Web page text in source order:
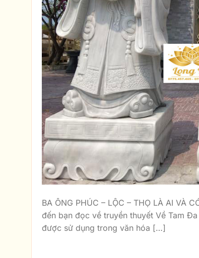
BA ÔNG PHÚC – LỘC – THỌ LÀ AI VÀ
đến bạn đọc về truyền thuyết Về Tam
được sử dụng trong văn hóa […]